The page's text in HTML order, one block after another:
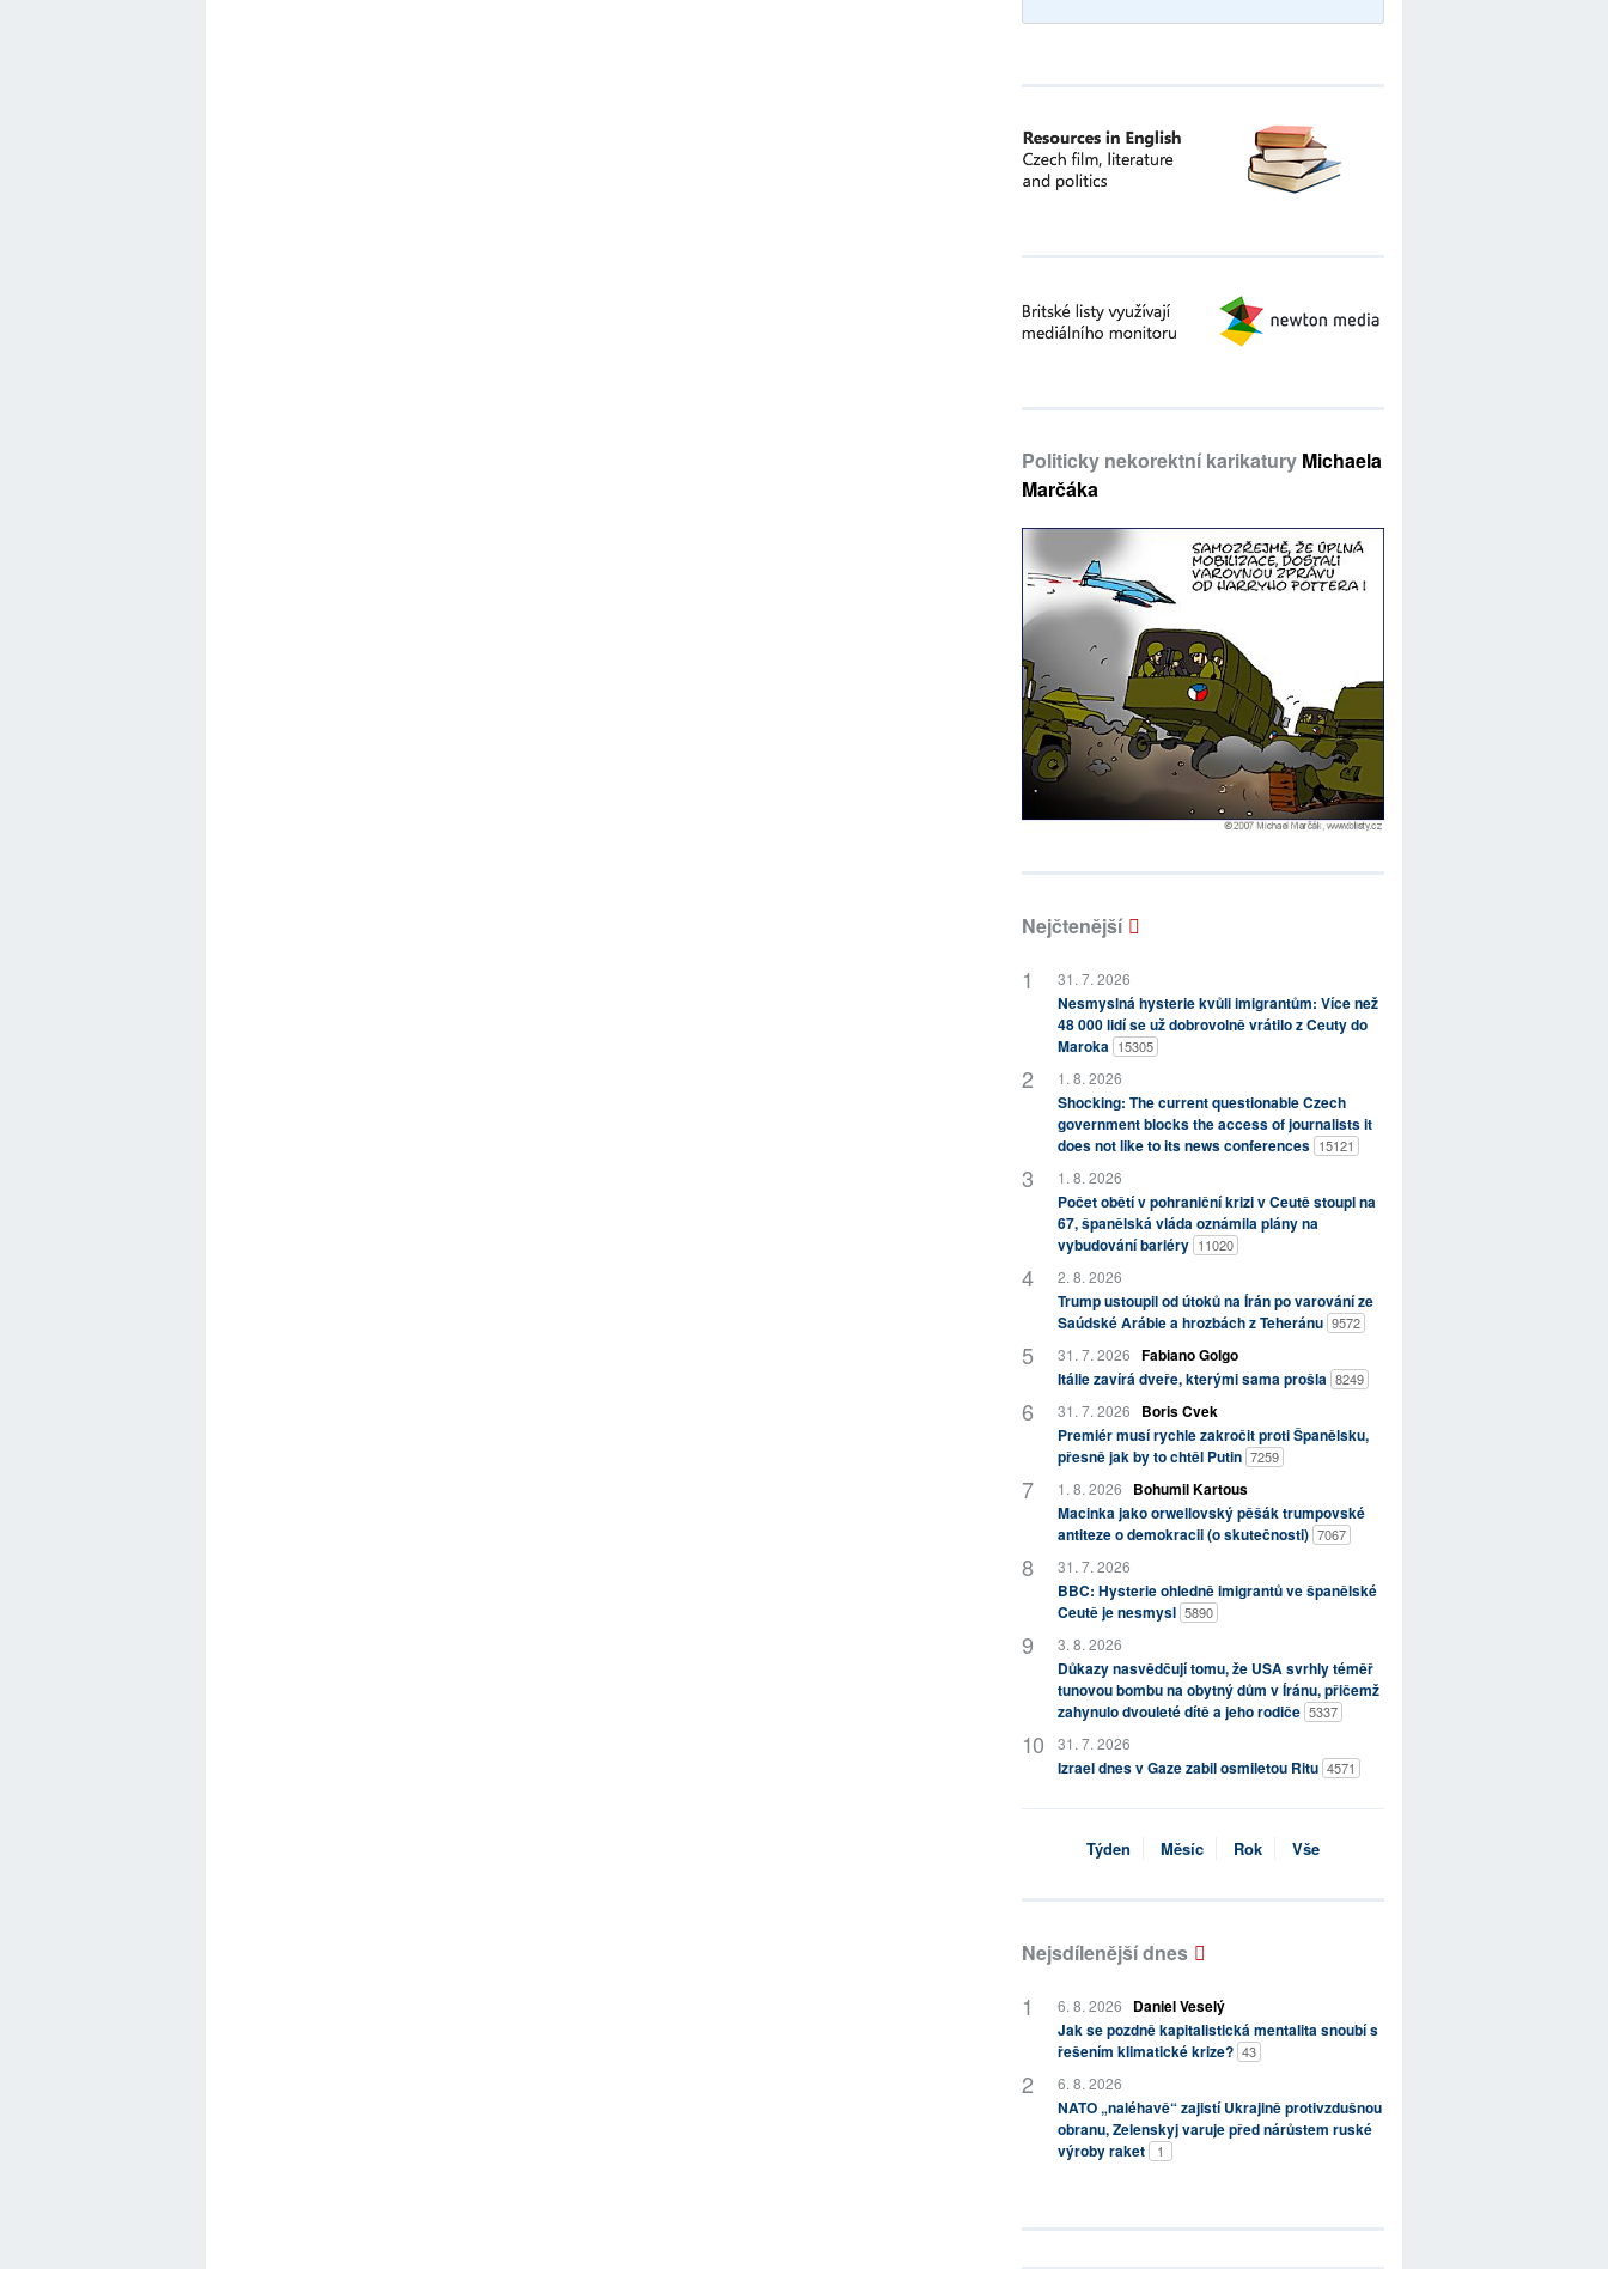
Politicky nekorektní karikatury Michaela
Marčáka
Nejčtenější
31. 7. 2026
Nesmyslná hysterie kvůli imigrantům: Více než
48 000 lidí se už dobrovolně vrátilo z Ceuty do
Maroka 15305
1. 8. 2026
Shocking: The current questionable Czech
government blocks the access of journalists it
does not like to its news conferences 15121
1. 8. 2026
Počet obětí v pohraniční krizi v Ceutě stoupl na
67, španělská vláda oznámila plány na
vybudování bariéry 11020
2. 8. 2026
Trump ustoupil od útoků na Írán po varování ze
Saúdské Arábie a hrozbách z Teheránu 9572
31. 7. 2026 Fabiano Golgo
Itálie zavírá dveře, kterými sama prošla 8249
31. 7. 2026
Boris Cvek
Premiér musí rychle zakročit proti Španělsku,
přesně jak by to chtěl Putin 7259
1. 8. 2026
Bohumil Kartous
Macinka jako orwellovský pěšák trumpovské
antiteze o demokracii (o skutečnosti) 7067
31. 7. 2026
BBC: Hysterie ohledně imigrantů ve španělské
Ceutě je nesmysl 5890
3. 8. 2026
Důkazy nasvědčují tomu, že USA svrhly téměř
tunovou bombu na obytný dům v Íránu, přičemž
zahynulo dvouleté dítě a jeho rodiče 5337
31. 7. 2026
Izrael dnes v Gaze zabil osmiletou Ritu 4571
Týden Měsíc Rok Vše
Nejsdílenější dnes
6. 8. 2026
Daniel Veselý
Jak se pozdně kapitalistická mentalita snoubí s
řešením klimatické krize? 43
6. 8. 2026
NATO „naléhavě“ zajistí Ukrajině protivzdušnou
obranu, Zelenskyj varuje před nárůstem ruské
výroby raket
1